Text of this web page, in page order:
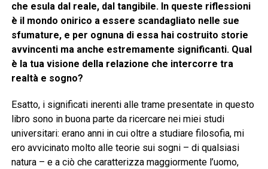
che esula dal reale, dal tangibile. In queste riflessioni
è il mondo onirico a essere scandagliato nelle sue
sfumature, e per ognuna di essa hai costruito storie
avvincenti ma anche estremamente significanti. Qual
è la tua visione della relazione che intercorre tra
realtà e sogno?
Esatto, i significati inerenti alle trame presentate in questo
libro sono in buona parte da ricercare nei miei studi
universitari: erano anni in cui oltre a studiare filosofia, mi
ero avvicinato molto alle teorie sui sogni – di qualsiasi
natura – e a ciò che caratterizza maggiormente l’uomo,